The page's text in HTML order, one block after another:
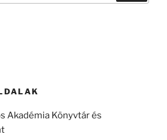
Akadémia Könyvtár és